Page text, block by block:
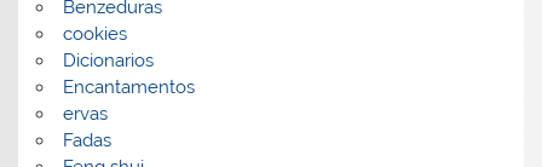
Benzeduras
cookies
Dicionarios
Encantamentos
ervas
Fadas